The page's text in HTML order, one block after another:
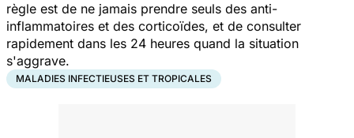
règle est de ne jamais prendre seuls des anti-
inflammatoires et des corticoïdes, et de consulter
rapidement dans les 24 heures quand la situation
s'aggrave.
MALADIES INFECTIEUSES ET TROPICALES